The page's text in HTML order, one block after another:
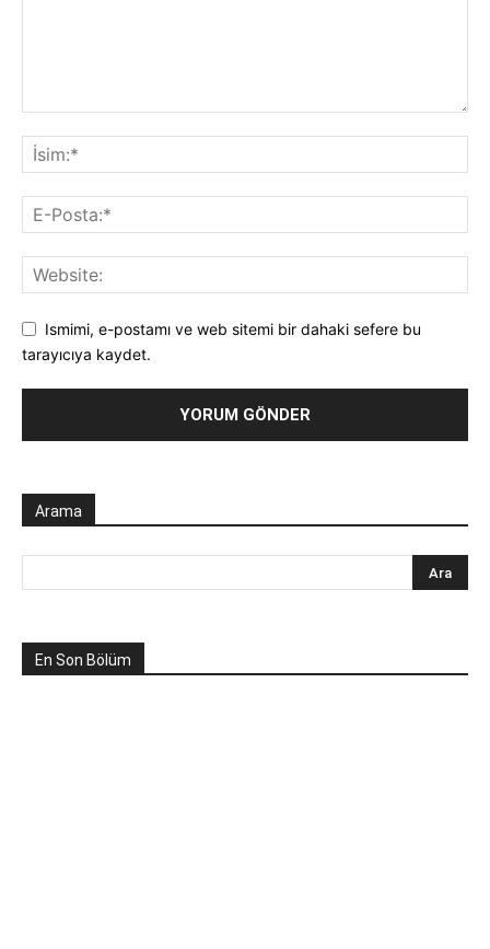
Ismimi, e-postamı ve web sitemi bir dahaki sefere bu
tarayıcıya kaydet.
Arama
En Son Bölüm